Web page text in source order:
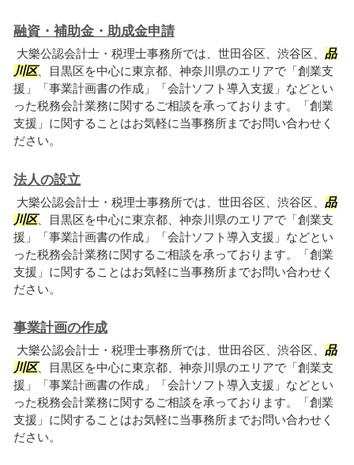
融資・補助金・助成金申請
大樂公認会計士・税理士事務所では、世田谷区、渋谷区、 品
川区、目黒区を中心に東京都、神奈川県のエリアで「創業支
援」「事業計画書の作成」「会計ソフト導入支援」などとい
った税務会計業務に関するご相談を承っております。「創業
支援」に関することはお気軽に当事務所までお問い合わせく
ださい。
法人の設立
大樂公認会計士・税理士事務所では、世田谷区、渋谷区、 品
川区、目黒区を中心に東京都、神奈川県のエリアで「創業支
援」「事業計画書の作成」「会計ソフト導入支援」などとい
った税務会計業務に関するご相談を承っております。「創業
支援」に関することはお気軽に当事務所までお問い合わせく
ださい。
事業計画の作成
大樂公認会計士・税理士事務所では、世田谷区、渋谷区、 品
川区、目黒区を中心に東京都、神奈川県のエリアで「創業支
援」「事業計画書の作成」「会計ソフト導入支援」などとい
った税務会計業務に関するご相談を承っております。「創業
支援」に関することはお気軽に当事務所までお問い合わせく
ださい。